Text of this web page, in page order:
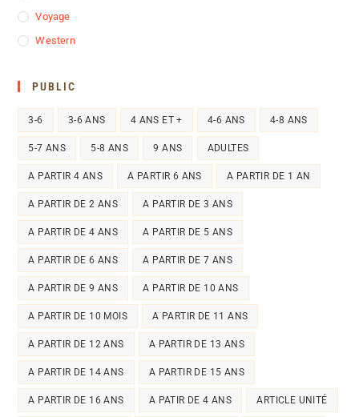
Voyage
Western
PUBLIC
3-6 3-6 ANS 4 ANS ET + 4-6 ANS 4-8 ANS
5-7 ANS 5-8 ANS 9 ANS ADULTES
A PARTIR 4 ANS A PARTIR 6 ANS A PARTIR DE 1 AN
A PARTIR DE 2 ANS A PARTIR DE 3 ANS
A PARTIR DE 4 ANS A PARTIR DE 5 ANS
A PARTIR DE 6 ANS A PARTIR DE 7 ANS
A PARTIR DE 9 ANS A PARTIR DE 10 ANS
A PARTIR DE 10 MOIS A PARTIR DE 11 ANS
A PARTIR DE 12 ANS A PARTIR DE 13 ANS
A PARTIR DE 14 ANS A PARTIR DE 15 ANS
A PARTIR DE 16 ANS A PATIR DE 4 ANS ARTICLE UNITÉ